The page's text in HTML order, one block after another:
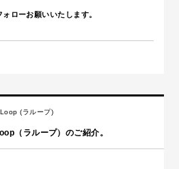
ローお願いいたします。
(ラループ)
（ラループ）のご紹介。